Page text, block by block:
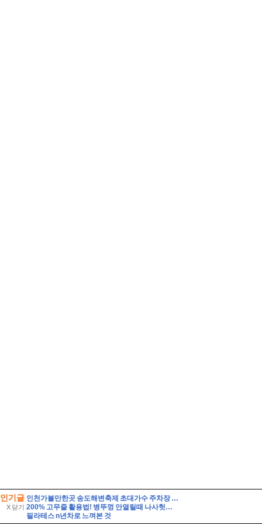
인기글
X 닫기
인천가볼만한곳 송도해변축제 초대가수 주차장 연수구 여행
200% 고무줄 활용법! 병뚜껑 안열릴때 나사헛돌때 논슬립옷걸이 전선정리 사용 팁
필라테스 n년차로 느껴본 것